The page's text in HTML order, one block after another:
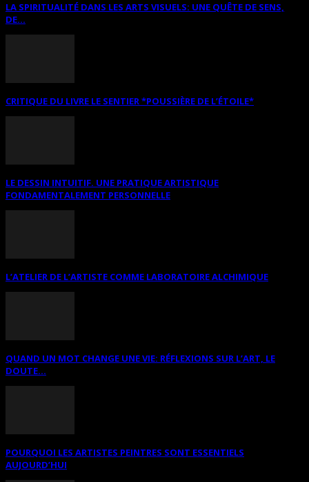
LA SPIRITUALITÉ DANS LES ARTS VISUELS: UNE QUÊTE DE SENS,
DE...
CRITIQUE DU LIVRE LE SENTIER *POUSSIÈRE DE L’ÉTOILE*
LE DESSIN INTUITIF. UNE PRATIQUE ARTISTIQUE
FONDAMENTALEMENT PERSONNELLE
L’ATELIER DE L’ARTISTE COMME LABORATOIRE ALCHIMIQUE
QUAND UN MOT CHANGE UNE VIE: RÉFLEXIONS SUR L’ART, LE
DOUTE...
POURQUOI LES ARTISTES PEINTRES SONT ESSENTIELS
AUJOURD’HUI